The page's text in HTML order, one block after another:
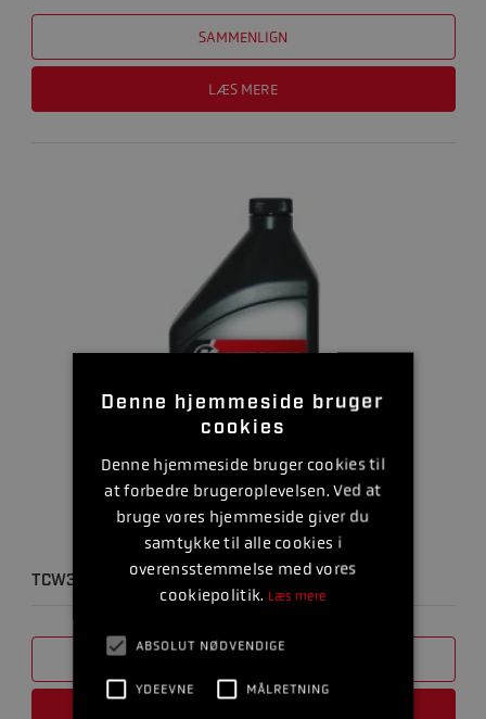
SAMMENLIGN
LÆS MERE
TCW3 PREMIUM + 1L
Denne hjemmeside bruger
cookies
Denne hjemmeside bruger cookies til
at forbedre brugeroplevelsen. Ved at
bruge vores hjemmeside giver du
samtykke til alle cookies i
overensstemmelse med vores
cookiepolitik. Læs mere
ABSOLUT NØDVENDIGE
YDEEVNE MÅLRETNING